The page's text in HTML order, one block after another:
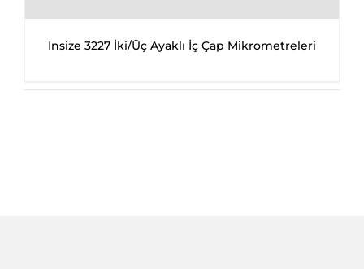
Insize 3227 İki/Üç Ayaklı İç Çap Mikrometreleri